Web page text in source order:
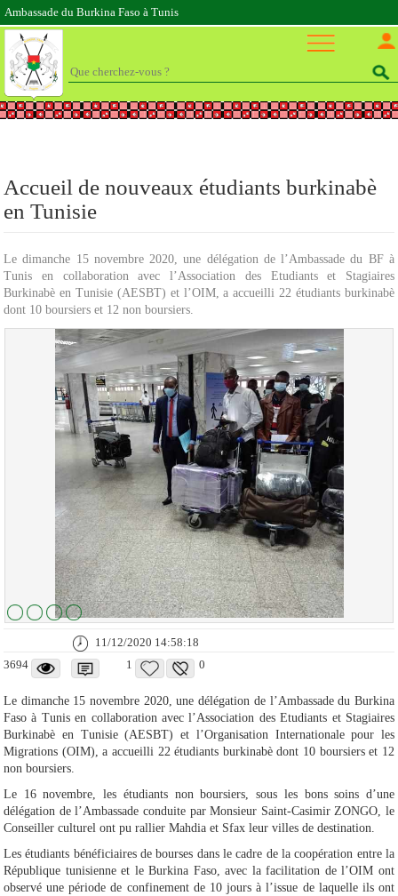
Ambassade du Burkina Faso à Tunis
Accueil de nouveaux étudiants burkinabè
en Tunisie
Le dimanche 15 novembre 2020, une délégation de l’Ambassade du BF à
Tunis en collaboration avec l’Association des Etudiants et Stagiaires
Burkinabè en Tunisie (AESBT) et l’OIM, a accueilli 22 étudiants burkinabè
dont 10 boursiers et 12 non boursiers.
11/12/2020 14:58:18
3694
1 0
Le dimanche 15 novembre 2020, une délégation de l’Ambassade du Burkina
Faso à Tunis en collaboration avec l’Association des Etudiants et Stagiaires
Burkinabè en Tunisie (AESBT) et l’Organisation Internationale pour les
Migrations (OIM), a accueilli 22 étudiants burkinabè dont 10 boursiers et 12
non boursiers.
Le 16 novembre, les étudiants non boursiers, sous les bons soins d’une
délégation de l’Ambassade conduite par Monsieur Saint-Casimir ZONGO, le
Conseiller culturel ont pu rallier Mahdia et Sfax leur villes de destination.
Les étudiants bénéficiaires de bourses dans le cadre de la coopération entre la
République tunisienne et le Burkina Faso, avec la facilitation de l’OIM ont
observé une période de confinement de 10 jours à l’issue de laquelle ils ont